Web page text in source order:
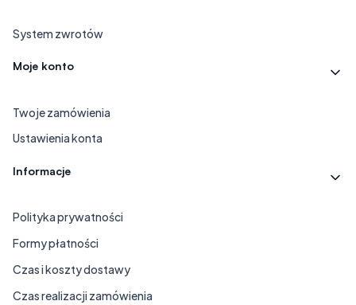
System zwrotów
Moje konto
Twoje zamówienia
Ustawienia konta
Informacje
Polityka prywatności
Formy płatności
Czas i koszty dostawy
Czas realizacji zamówienia